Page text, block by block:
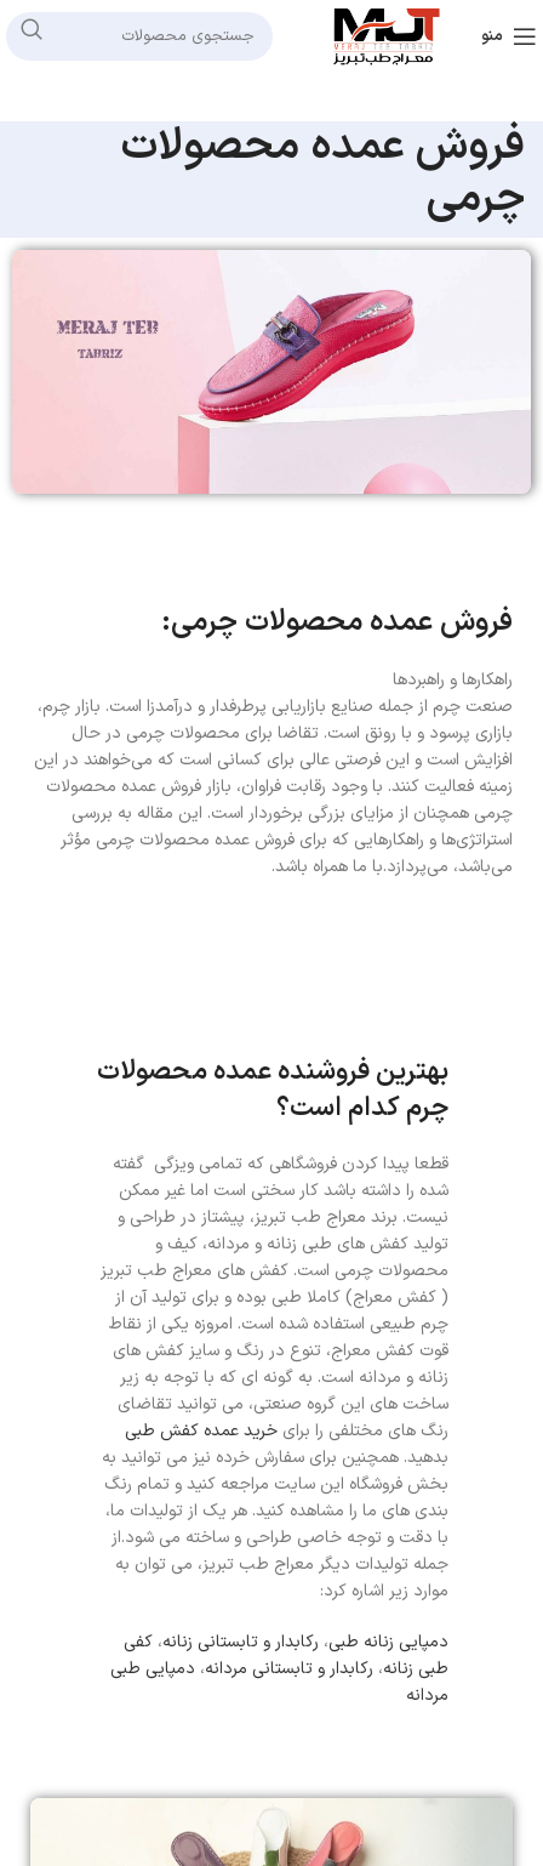
منو
فروش عمده محصولات
چرمی
فروش عمده محصولات چرمی:
راهکارها و راهبردها
صنعت چرم از جمله صنایع بازاریابی پرطرفدار و درآمدزا است. بازار چرم،
بازاری پرسود و با رونق است. تقاضا برای محصولات چرمی در حال
افزایش است و این فرصتی عالی برای کسانی است که می‌خواهند در این
زمینه فعالیت کنند. با وجود رقابت فراوان، بازار فروش عمده محصولات
چرمی همچنان از مزایای بزرگی برخوردار است. این مقاله به بررسی
استراتژی‌ها و راهکارهایی که برای فروش عمده محصولات چرمی مؤثر
می‌باشد، می‌پردازد.با ما همراه باشد.
بهترین فروشنده عمده محصولات
چرم کدام است؟
قطعا پیدا کردن فروشگاهی که تمامی ویزگی گفته
شده را داشته باشد کار سختی است اما غیر ممکن
نیست. برند معراج طب تبریز، پیشتاز در طراحی و
تولید کفش های طبی زنانه و مردانه، کیف و
محصولات چرمی است. کفش های معراج طب تبریز
( کفش معراج) کاملا طبی بوده و برای تولید آن از
چرم طبیعی استفاده شده است. امروزه یکی از نقاط
قوت کفش معراج، تنوع در رنگ و سایز کفش های
زنانه و مردانه است. به گونه ای که با توجه به زیر
ساخت های این گروه صنعتی، می توانید تقاضای
رنگ های مختلفی را برای خرید عمده کفش طبی
بدهید. همچنین برای سفارش خرده نیز می توانید به
بخش فروشگاه این سایت مراجعه کنید و تمام رنگ
بندی های ما را مشاهده کنید. هر یک از تولیدات ما،
با دقت و توجه خاصی طراحی و ساخته می شود.از
جمله تولیدات دیگر معراج طب تبریز، می توان به
موارد زیر اشاره کرد:
دمپایی زنانه طبی، رکابدار و تابستانی زنانه، کفی
طبی زنانه، رکابدار و تابستانی مردانه، دمپایی طبی
مردانه